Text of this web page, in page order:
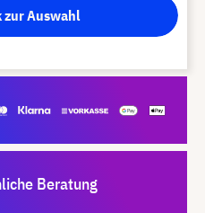
zur Auswahl
Beratung